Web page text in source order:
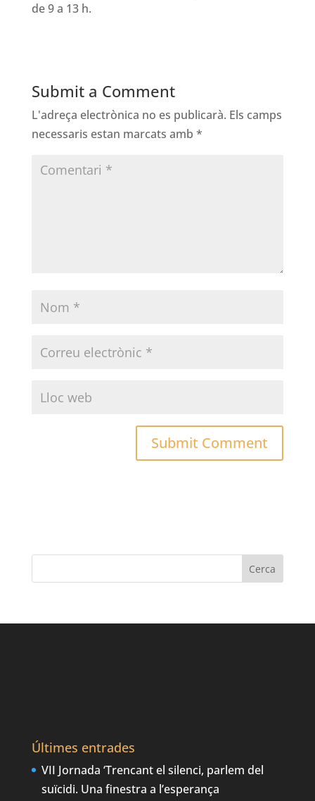
de 9 a 13 h.
Submit a Comment
L'adreça electrònica no es publicarà. Els camps
necessaris estan marcats amb *
Últimes entrades
VII Jornada ‘Trencant el silenci, parlem del
suïcidi. Una finestra a l’esperança